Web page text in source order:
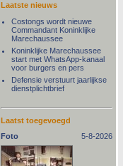
Laatste nieuws
Costongs wordt nieuwe
Commandant Koninklijke
Marechaussee
Koninklijke Marechaussee
start met WhatsApp-kanaal
voor burgers en pers
Defensie verstuurt jaarlijkse
dienstplichtbrief
Laatst toegevoegd
Foto
5-8-2026